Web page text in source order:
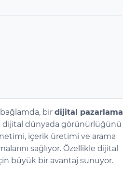
bağlamda, bir dijital pazarlama
dijital dünyada görünürlüğünü
içerik üretimi ve arama
sağlıyor. Özellikle dijital
büyük bir avantaj sunuyor.